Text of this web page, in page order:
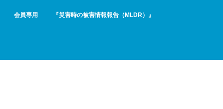
会員専用 『災害時の被害情報報告（MLDR）』